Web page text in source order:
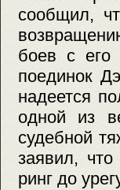
сообщил,
боев с его
поединок
надеется
одной из
судебной
заявил,
ринг до